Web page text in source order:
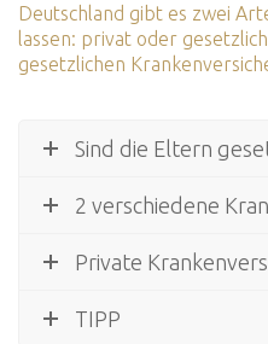
Deutschland gibt es zwei
lassen: privat oder
gesetzlichen
Sind die Eltern
2 verschiedene
Private
TIPP